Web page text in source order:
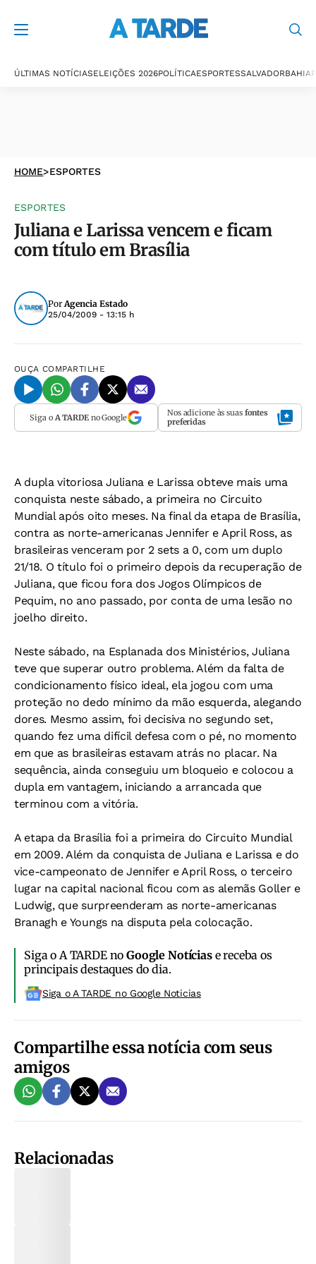
ÚLTIMAS NOTÍCIASELEIÇÕES 2026POLÍTICAESPORTESSALVADORBAHIA
HOME>ESPORTES
ESPORTES
Juliana e Larissa vencem e ficam
com título em Brasília
PorAgencia Estado
25/04/2009 - 13:15 h
OUÇA COMPARTILHE
Siga o A TARDEno Google Nos adicione às suas fontes
preferidas
A dupla vitoriosa Juliana e Larissa obteve mais uma
conquista neste sábado, a primeira no Circuito
Mundial após oito meses. Na final da etapa de Brasília,
contra as norte-americanas Jennifer e April Ross, as
brasileiras venceram por 2 sets a 0, com um duplo
21/18. O título foi o primeiro depois da recuperação de
Juliana, que ficou fora dos Jogos Olímpicos de
Pequim, no ano passado, por conta de uma lesão no
joelho direito.
Neste sábado, na Esplanada dos Ministérios, Juliana
teve que superar outro problema. Além da falta de
condicionamento físico ideal, ela jogou com uma
proteção no dedo mínimo da mão esquerda, alegando
dores. Mesmo assim, foi decisiva no segundo set,
quando fez uma difícil defesa com o pé, no momento
em que as brasileiras estavam atrás no placar. Na
sequência, ainda conseguiu um bloqueio e colocou a
dupla em vantagem, iniciando a arrancada que
terminou com a vitória.
A etapa da Brasília foi a primeira do Circuito Mundial
em 2009. Além da conquista de Juliana e Larissa e do
vice-campeonato de Jennifer e April Ross, o terceiro
lugar na capital nacional ficou com as alemãs Goller e
Ludwig, que surpreenderam as norte-americanas
Branagh e Youngs na disputa pela colocação.
Siga o A TARDE noGoogle Notíciase receba os
principais destaques do dia.
Siga o A TARDE no Google Noticias
Compartilhe essa notícia com seus
amigos
Relacionadas